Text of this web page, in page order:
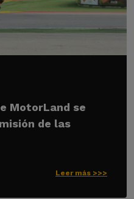
MotorLand se
de las
Leer más >>>